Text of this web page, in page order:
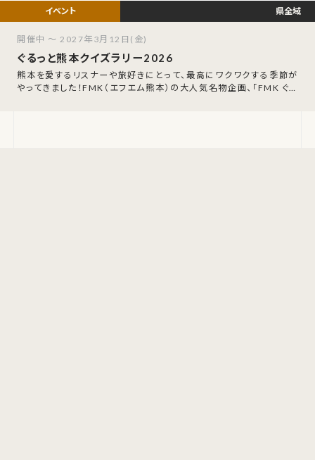
ぐるっと熊本クイズラリー2026
熊本を愛するリスナーや旅好きにとって、最高にワクワクする季節が
やってきました！FMK（エフエム熊本）の大人気名物企画、「FMK ぐる
県全域
開催中 ～ 2027年3月12日(金)